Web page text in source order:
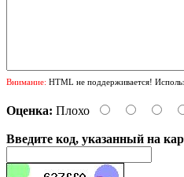
Внимание: HTML не поддерживается!
Оценка: Плохо
Введите код, указанный на